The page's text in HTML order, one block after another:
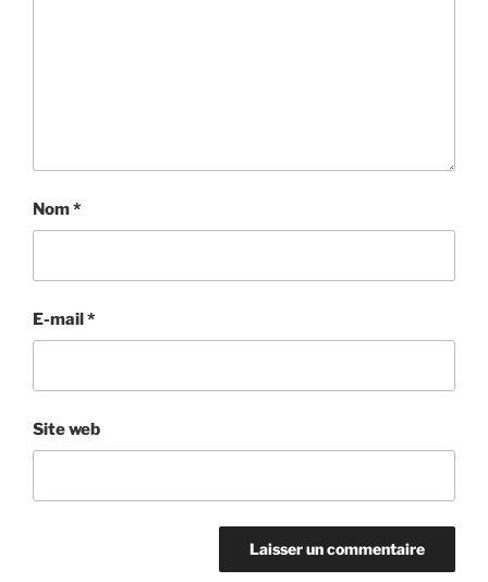
Nom*
E-mail*
Site web